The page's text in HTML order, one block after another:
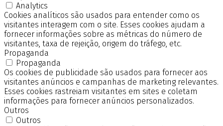
Analytics
Cookies analíticos são usados para entender como os
visitantes interagem com o site. Esses cookies ajudam a
fornecer informações sobre as métricas do número de
visitantes, taxa de rejeição, origem do tráfego, etc.
Propaganda
Propaganda
Os cookies de publicidade são usados para fornecer aos
visitantes anúncios e campanhas de marketing relevantes.
Esses cookies rastreiam visitantes em sites e coletam
informações para fornecer anúncios personalizados.
Outros
Outros